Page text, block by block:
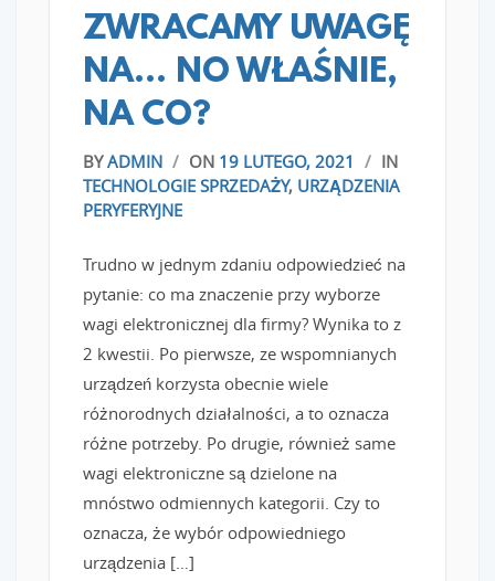
ZWRACAMY UWAGĘ
NA… NO WŁAŚNIE,
NA CO?
BYADMIN / ON 19 LUTEGO, 2021 / IN
TECHNOLOGIE SPRZEDAŻY, URZĄDZENIA
PERYFERYJNE
Trudno w jednym zdaniu odpowiedzieć na
pytanie: co ma znaczenie przy wyborze
wagi elektronicznej dla firmy? Wynika to z
2 kwestii. Po pierwsze, ze wspomnianych
urządzeń korzysta obecnie wiele
różnorodnych działalności, a to oznacza
różne potrzeby. Po drugie, również same
wagi elektroniczne są dzielone na
mnóstwo odmiennych kategorii. Czy to
oznacza, że wybór odpowiedniego
urządzenia […]